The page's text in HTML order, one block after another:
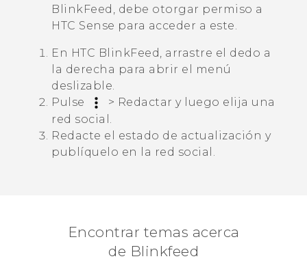
BlinkFeed
, debe otorgar permiso a
HTC Sense para acceder a este.
En HTC BlinkFeed , arrastre el dedo a
la derecha para abrir el menú
deslizable.
Pulse
> Redactar y luego elija una
red social.
Redacte el estado de actualización y
publíquelo en la red social.
Encontrar temas acerca
de Blinkfeed